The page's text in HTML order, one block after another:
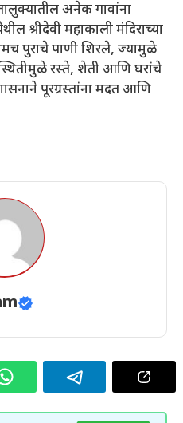
अनेक गावांना
श्रीदेवी महाकाली मंदिराच्या
पुराचे पाणी शिरले, ज्यामुळे
रस्ते, शेती आणि घरांचे
पूरग्रस्तांना मदत आणि